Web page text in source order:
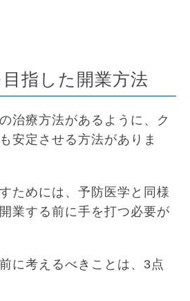
指した開業方法
治療方法があるように、ク
安定させる方法がありま
ためには、予防医学と同様
業する前に手を打つ必要が
に考えるべきことは、3点